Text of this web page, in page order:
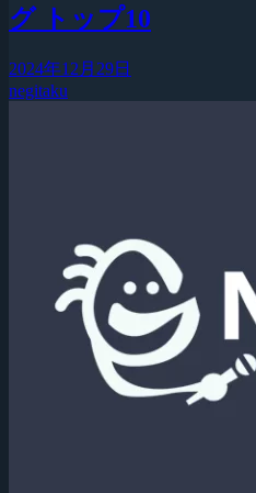
グ トップ10
2024年12月29日
negitaku